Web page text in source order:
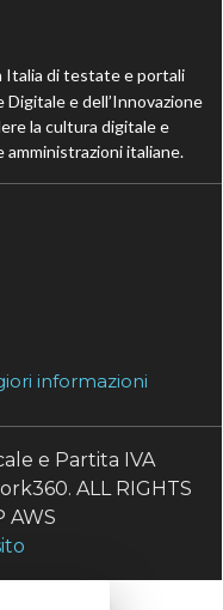
Italia di testate e portali
e dell’Innovazione
la cultura digitale e
italiane.
informazioni
e Partita IVA
ALL RIGHTS
AWS